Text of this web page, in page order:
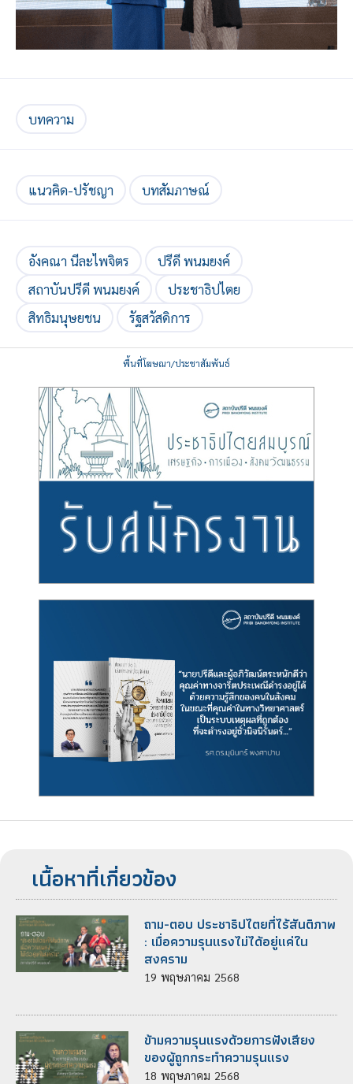
บทความ
แนวคิด-ปรัชญา บทสัมภาษณ์
อังคณา นีละไพจิตร
ปรีดี พนมยงค์
สถาบันปรีดี พนมยงค์
ประชาธิปไตย
สิทธิมนุษยชน
รัฐสวัสดิการ
พื้นที่โฆษณา/ประชาสัมพันธ์
เนื้อหาที่เกี่ยวข้อง
ถาม-ตอบ ประชาธิปไตยที่ไร้สันติภาพ
: เมื่อความรุนแรงไม่ได้อยู่แค่ใน
สงคราม
19 พฤษภาคม 2568
ข้ามความรุนแรงด้วยการฟังเสียง
ของผู้ถูกกระทำความรุนแรง
18 พฤษภาคม 2568